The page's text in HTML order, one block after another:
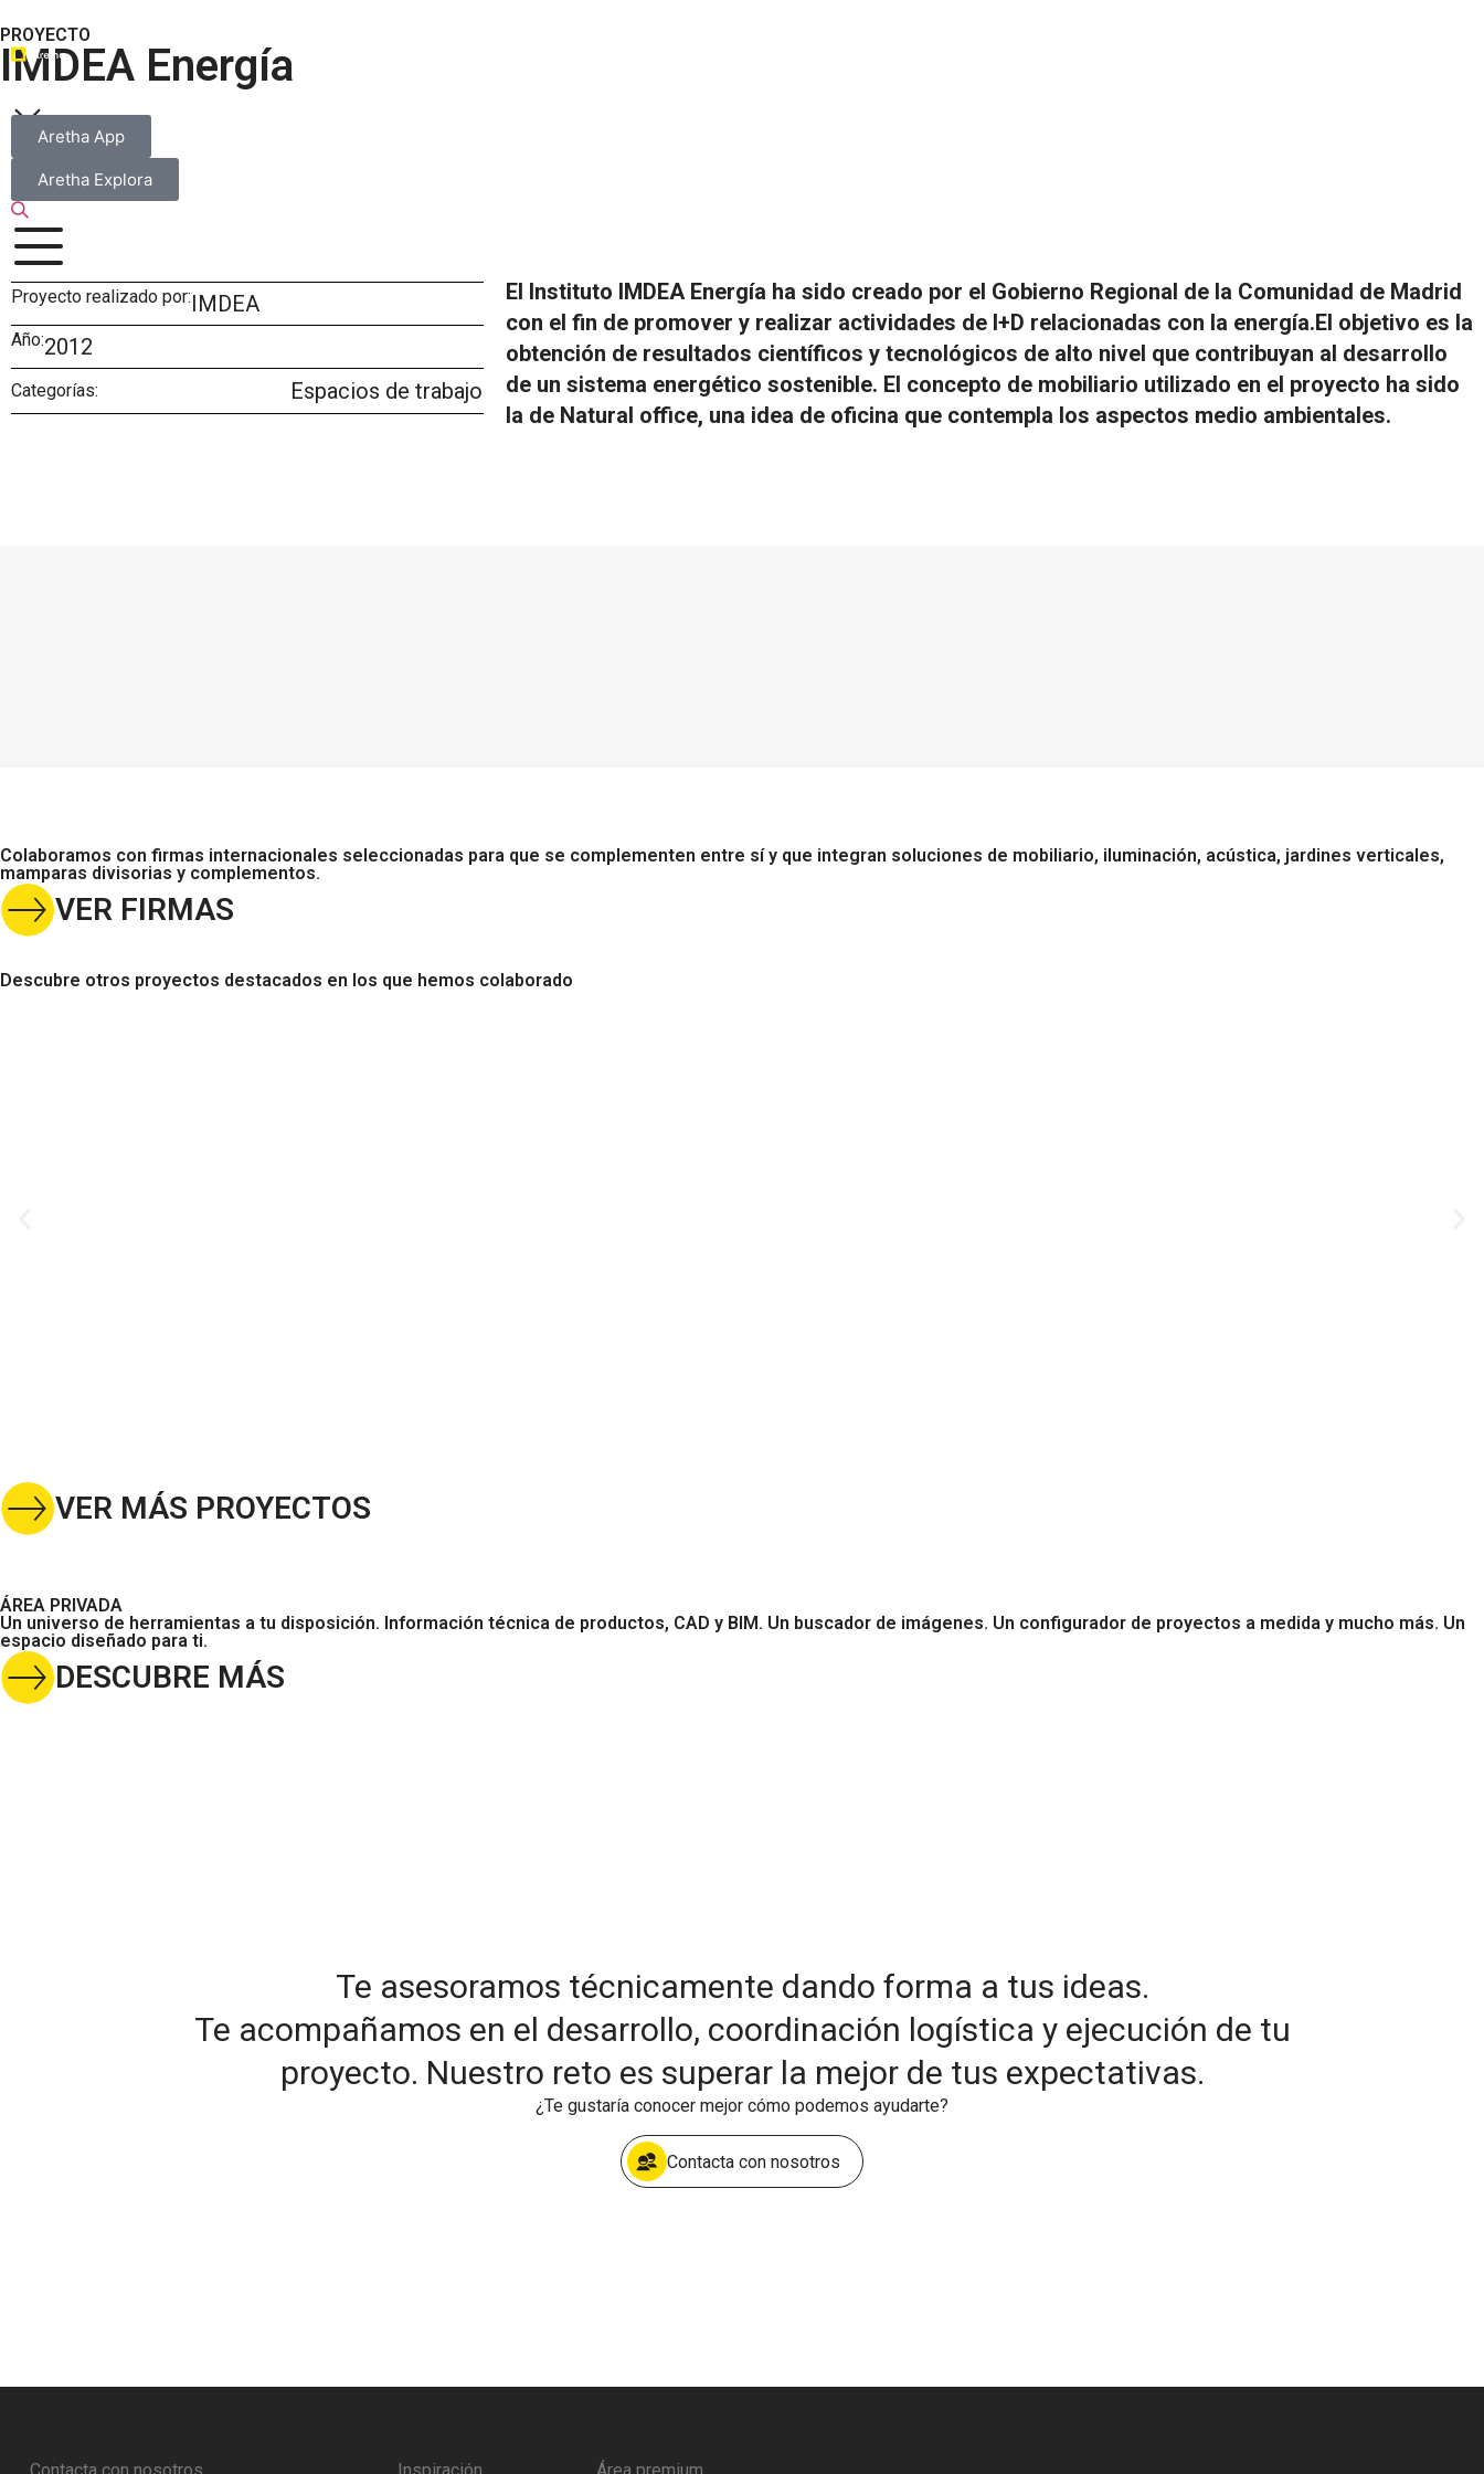
Aretha App
Aretha Explora
PROYECTO
IMDEA Energía
Proyecto realizado por:IMDEA
Año:2012
Categorías: Espacios de trabajo
El Instituto IMDEA Energía ha sido creado por el Gobierno Regional de la Comunidad de Madrid
con el fin de promover y realizar actividades de I+D relacionadas con la energía.El objetivo es la
obtención de resultados científicos y tecnológicos de alto nivel que contribuyan al desarrollo
de un sistema energético sostenible. El concepto de mobiliario utilizado en el proyecto ha sido
la de Natural office, una idea de oficina que contempla los aspectos medio ambientales.
Colaboramos con firmas internacionales seleccionadas para que se complementen entre sí y que integran soluciones de mobiliario, iluminación, acústica, jardines verticales,
mamparas divisorias y complementos.
VER FIRMAS
Descubre otros proyectos destacados en los que hemos colaborado
VER MÁS PROYECTOS
ÁREA PRIVADA
Un universo de herramientas a tu disposición. Información técnica de productos, CAD y BIM. Un buscador de imágenes. Un configurador de proyectos a medida y mucho más. Un
espacio diseñado para ti.
DESCUBRE MÁS
Te asesoramos técnicamente dando forma a tus ideas.
Te acompañamos en el desarrollo, coordinación logística y ejecución de tu
proyecto. Nuestro reto es superar la mejor de tus expectativas.
¿Te gustaría conocer mejor cómo podemos ayudarte?
Contacta con nosotros